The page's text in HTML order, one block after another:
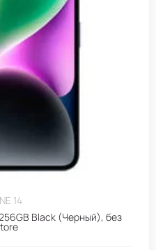
14
Black (Черный), без